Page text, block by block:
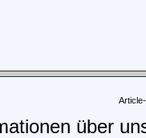
über